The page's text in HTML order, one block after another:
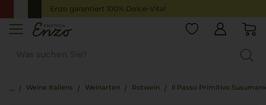
Enzo garantiert 100% Dolce-Vita!
Weine Italiens Weinarten Rotwein Il Passo Primitivo